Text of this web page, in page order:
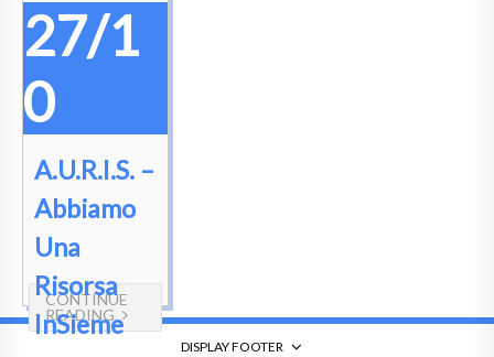
27/1
0
A.U.R.I.S. –
Abbiamo
Una
Risorsa
InSieme
CONTINUE
READING
DISPLAY FOOTER